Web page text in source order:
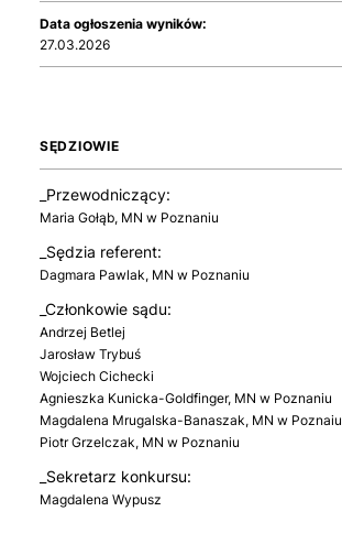
Data ogłoszenia wyników:
27.03.2026
SĘDZIOWIE
_Przewodniczący:
Maria Gołąb, MN w Poznaniu
_Sędzia referent:
Dagmara Pawlak, MN w Poznaniu
_Członkowie sądu:
Andrzej Betlej
Jarosław Trybuś
Wojciech Cichecki
Agnieszka Kunicka-Goldfinger, MN w Poznaniu
Magdalena Mrugalska-Banaszak, MN w Poznaiu
Piotr Grzelczak, MN w Poznaniu
_Sekretarz konkursu:
Magdalena Wypusz